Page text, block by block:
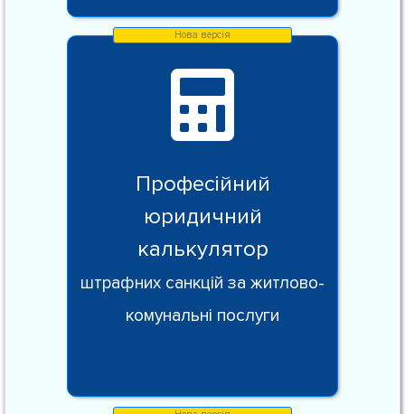
Професійний
юридичний
калькулятор
штрафних санкцій за житлово-
комунальні послуги